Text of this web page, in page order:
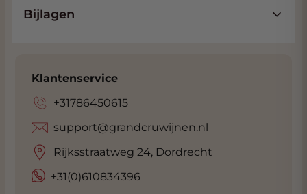
Bijlagen
Klantenservice
+31786450615
+31(0)610834396
support@grandcruwijnen.nl
Rijksstraatweg 24, Dordrecht